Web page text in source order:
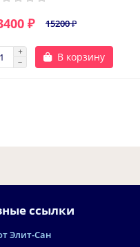
₽ 15200 ₽
В корзину
ссылки
Элит-Сан